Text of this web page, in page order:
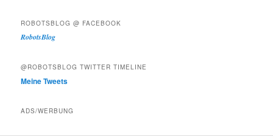
ROBOTSBLOG @ FACEBOOK
RobotsBlog
@ROBOTSBLOG TWITTER TIMELINE
Meine Tweets
ADS/WERBUNG